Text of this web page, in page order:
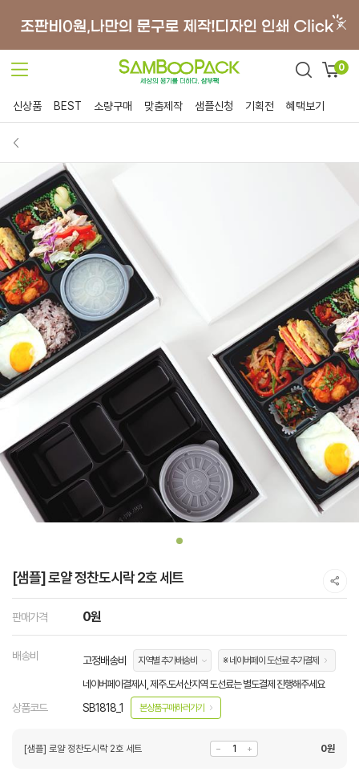
0
신상품 BEST 소량구매 맞춤제작 샘플신청 기획전 혜택보기
[샘플] 로얄 정찬도시락 2호 세트
판매가격 0원
배송비 고정배송비 지역별 추가배송비 ※ 네이버페이 도선료 추가결제
네이버페이결제시, 제주.도서산지역 도선료는 별도결제 진행해주세요
상품코드 SB1818_1 본상품구매하러가기
[샘플] 로얄 정찬도시락 2호 세트 0원